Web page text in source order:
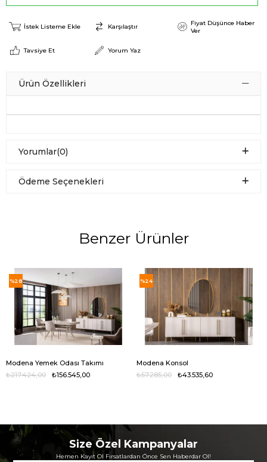
İstek Listeme Ekle Karşılaştır
Fiyat Düşünce Haber
Ver
Tavsiye Et Yorum Yaz
Ürün Özellikleri
Yorumlar(0)
Ödeme Seçenekleri
Benzer Ürünler
Modena Yemek Odası Takımı
₺156.545,00
₺217.424,00
%28
Modena Konsol
₺43.535,60
₺57.285,00
%24
Size Özel Kampanyalar
Hemen Kayıt Ol Fırsatlardan Önce Sen Haberdar Ol!